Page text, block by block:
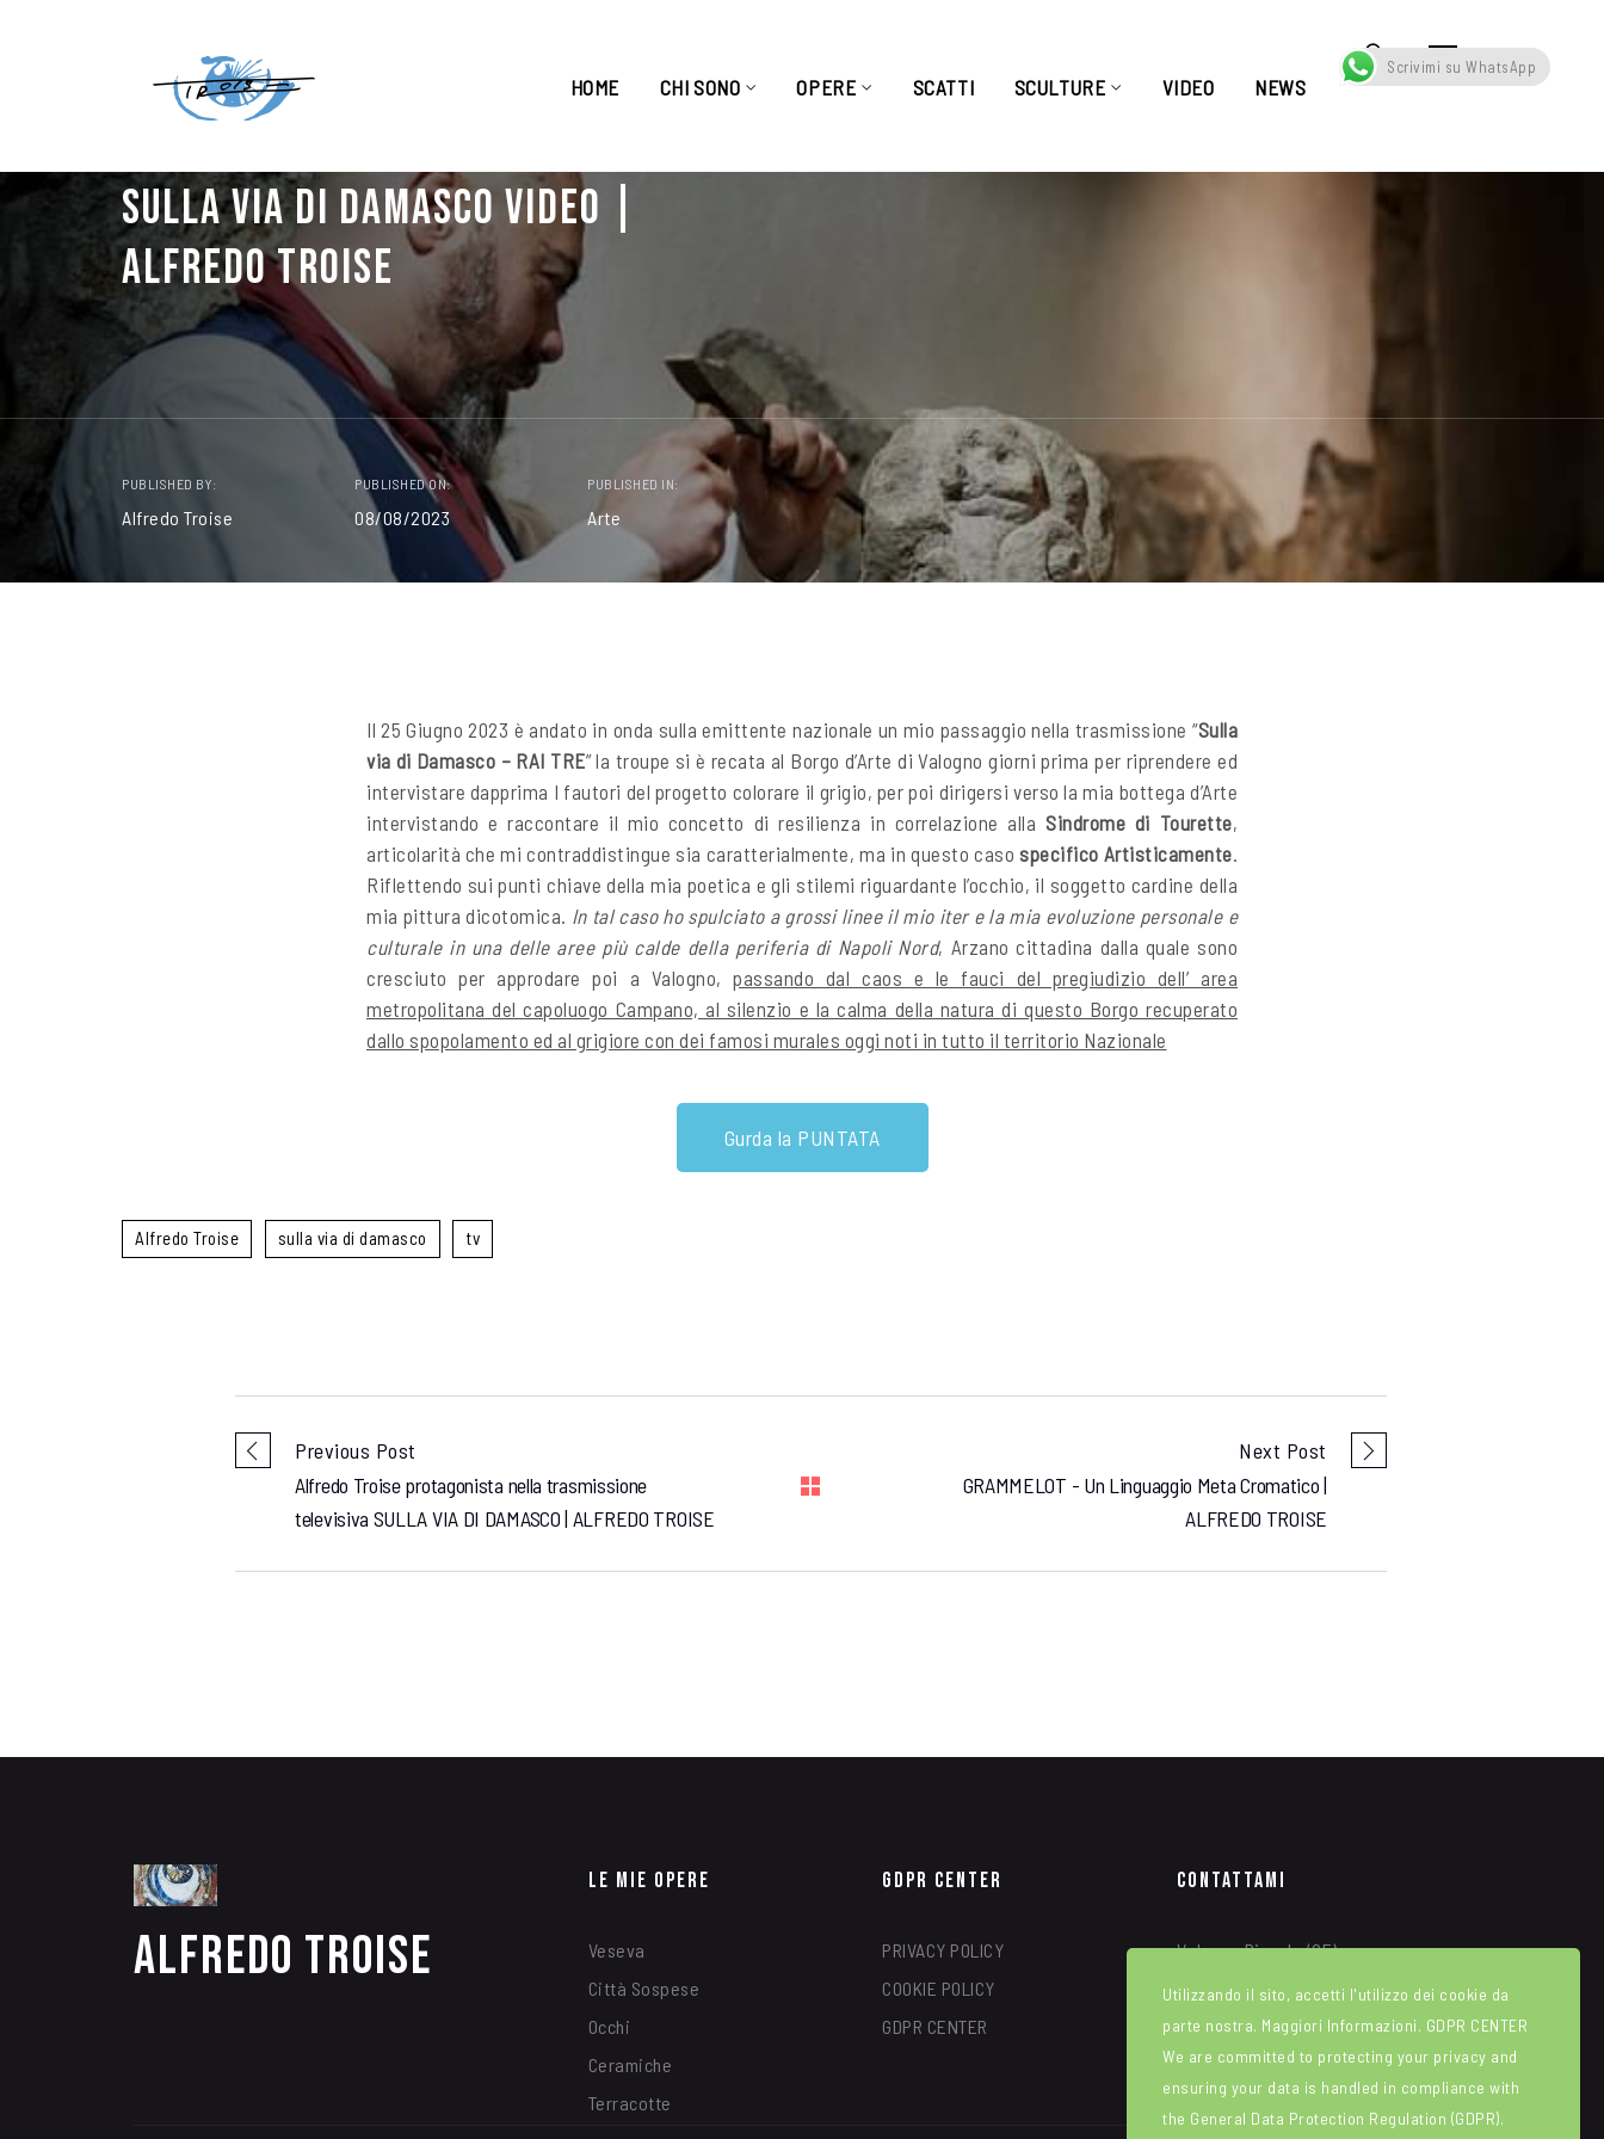
HOME CHI SONO OPERE SCATTI SCULTURE VIDEO NEWS
SULLA VIA DI DAMASCO VIDEO |
ALFREDO TROISE
PUBLISHED BY:
Alfredo Troise
PUBLISHED ON:
08/08/2023
PUBLISHED IN:
Arte
Il 25 Giugno 2023 è andato in onda sulla emittente nazionale un mio passaggio nella trasmissione “Sulla
via di Damasco – RAI TRE” la troupe si è recata al Borgo d’Arte di Valogno giorni prima per riprendere ed
intervistare dapprima I fautori del progetto colorare il grigio, per poi dirigersi verso la mia bottega d’Arte
intervistando e raccontare il mio concetto di resilienza in correlazione allaSindrome di Tourette,
articolarità che mi contraddistingue sia caratterialmente, ma in questo caso specifico Artisticamente.
Riflettendo sui punti chiave della mia poetica e gli stilemi riguardante l’occhio, il soggetto cardine della
mia pittura dicotomica. In tal caso ho spulciato a grossi linee il mio iter e la mia evoluzione personale e
culturale in una delle aree più calde della periferia di Napoli Nord, Arzano cittadina dalla quale sono
cresciuto per approdare poi a Valogno,passando dal caos e le fauci del pregiudizio dell’ area
metropolitana del capoluogo Campano, al silenzio e la calma della natura di questo Borgo recuperato
dallo spopolamento ed al grigiore con dei famosi murales oggi noti in tutto il territorio Nazionale
Gurda la PUNTATA
Alfredo Troise sulla via di damasco tv
Previous Post
Alfredo Troise protagonista nella trasmissione
televisiva SULLA VIA DI DAMASCO | ALFREDO TROISE
Next Post
GRAMMELOT - Un Linguaggio Meta Cromatico |
ALFREDO TROISE
Alfredo Troise
Le Mie Opere
Veseva
Città Sospese
Occhi
Ceramiche
Terracotte
GDPR Center
PRIVACY POLICY
COOKIE POLICY
GDPR CENTER
Contattami
Valogno Piccolo (CE)
tel: (+39) 340 8315664
Info@alfredotroise.com
Utilizzando il sito, accetti l'utilizzo dei cookie da
parte nostra. Maggiori Informazioni. GDPR CENTER
We are committed to protecting your privacy and
ensuring your data is handled in compliance with
the General Data Protection Regulation (GDPR).
Scrivimi su WhatsApp